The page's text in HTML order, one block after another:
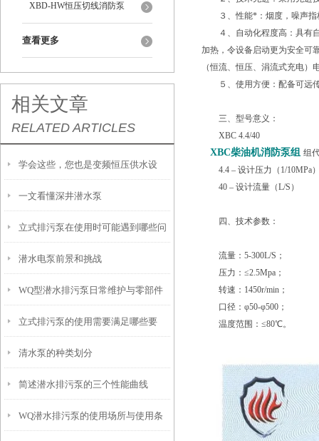
XBD-HW恒压切线消防泵
查看更多
相关文章
RELATED ARTICLES
学会这些，您也是变频恒压供水设
备“维修员”
一文看懂深井潜水泵
立式排污泵在使用时可能遇到哪些问
题？如何解决？
潜水电泵前景和挑战
WQ型潜水排污泵日常维护与零部件
保养
立式排污泵的使用需要满足哪些要
求？
清水泵的种类划分
简述潜水排污泵的三个性能曲线
WQ潜水排污泵的使用场所与使用条
３、性能*：烟度，噪声指
４、自动化程度高：具有自
加热，令设备启动更为安全可
（恒流、恒压、涓流式充电
５、使用方便：配备可远传
三、型号意义：
XBC 4.4/40
XBC柴油机消防泵组 组
4.4 – 设计压力（1/10MPa
40 – 设计流量（L/S）
四、技术参数：
流量：5-300L/S；
压力：≤2.5Mpa；
转速：1450r/min；
口径：φ50-φ500；
温度范围：≤80℃。